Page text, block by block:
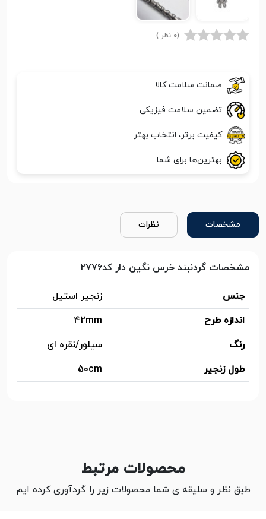
(0 نظر )
ضمانت سلامت کالا
تضمین سلامت فیزیکی
کیفیت برتر، انتخاب بهتر
بهترین‌ها برای شما
مشخصات نظرات
مشخصات گردنبند خرس نگین دار کد۲۷۷۶
جنس
زنجیر استیل
اندازه طرح
42mm
رنگ
سیلور/نقره ای
طول زنجیر
50cm
محصولات مرتبط
طبق نظر و سلیقه ی شما محصولات زیر را گردآوری کرده ایم